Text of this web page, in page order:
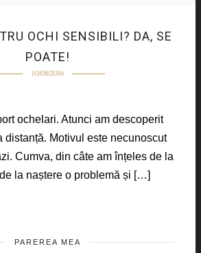
OCHI SENSIBILI? DA, SE
POATE!
10/08/2016
ochelari. Atunci am descoperit
distanță. Motivul este necunoscut
Cumva, din câte am înțeles de la
la naștere o problemă și […]
PAREREA MEA